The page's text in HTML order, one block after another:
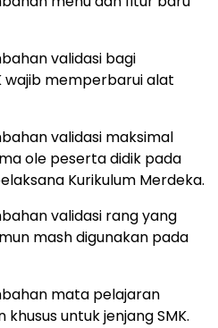
validasi bagi
wajib memperbarui alat
validasi maksimal
ole peserta didik pada
Kurikulum Merdeka.
validasi rang yang
mash digunakan pada
mata pelajaran
untuk jenjang SMK.